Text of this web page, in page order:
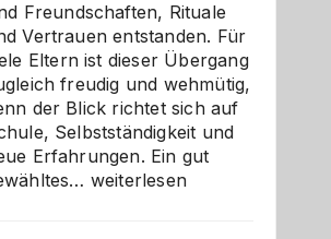
Freundschaften, Rituale
Vertrauen entstanden. Für
Eltern ist dieser Übergang
freudig und wehmütig,
der Blick richtet sich auf
Selbstständigkeit und
Erfahrungen. Ein gut
Abschied
weiterlesen